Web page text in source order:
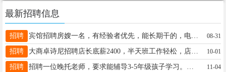
最新招聘信息
招聘 宾馆招聘房嫂一名，有经验者优先，能长期干的，电话：18714779299杨经理18714779299 08-31
招聘 大商卓诗尼招聘店长底薪2400，半天班工作轻松，店长2400、3至于3.5提、满半年有工龄～半年50、一年100、5年封顶～法定假日有三薪～2天休息～联系电话：13945882016微信同步，期待您的加入谢女士13945882016 10-01
招聘 11-04